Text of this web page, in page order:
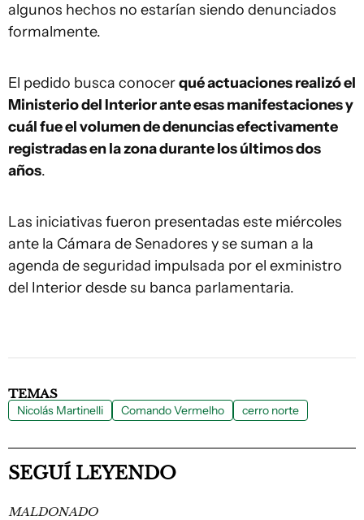
algunos hechos no estarían siendo denunciados
formalmente.
El pedido busca conocerqué actuaciones realizó el
Ministerio del Interior ante esas manifestaciones y
cuál fue el volumen de denuncias efectivamente
registradas en la zona durante los últimos dos
años.
Las iniciativas fueron presentadas este miércoles
ante la Cámara de Senadores y se suman a la
agenda de seguridad impulsada por el exministro
del Interior desde su banca parlamentaria.
TEMAS
Nicolás Martinelli Comando Vermelho cerro norte
SEGUÍ LEYENDO
MALDONADO